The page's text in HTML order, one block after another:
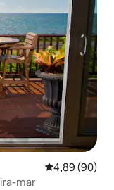
4,89 de uma
4,89 (90)
mar